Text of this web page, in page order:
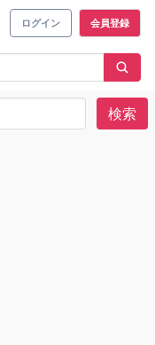
ログイン 会員登録
検索